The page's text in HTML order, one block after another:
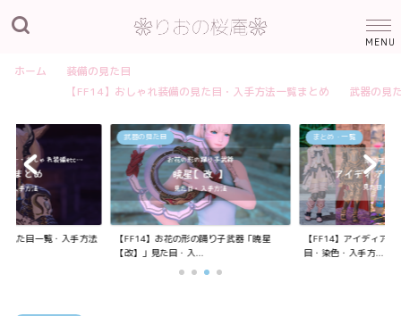
ホーム
装備の見た目
【FF14】おしゃれ装備の見た目・入手方法一覧まとめ
武器の見
見た目一覧・入手方法
武器の見た目
【FF14】お花の形の踊り子武器「暁星
【改】」見た目・入...
まとめ・一覧
【FF14】アイディア
目・染色・入手方...